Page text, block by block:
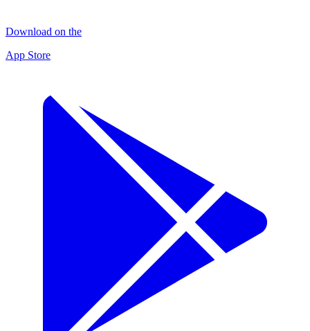
Download on the
App Store